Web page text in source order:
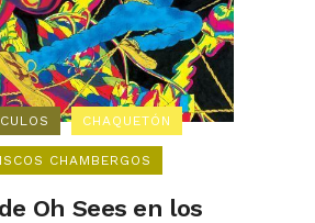
CHAQUETÓN
CHAMBERGOS
Oh Sees en los